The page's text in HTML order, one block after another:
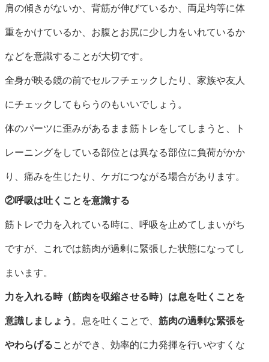
肩の傾きがないか、背筋が伸びているか、両足均等に体
重をかけているか、お腹とお尻に少し力をいれているか
などを意識することが大切です。
全身が映る鏡の前でセルフチェックしたり、家族や友人
にチェックしてもらうのもいいでしょう。
体のパーツに歪みがあるまま筋トレをしてしまうと、ト
レーニングをしている部位とは異なる部位に負荷がかか
り、痛みを生じたり、ケガにつながる場合があります。
②呼吸は吐くことを意識する
筋トレで力を入れている時に、呼吸を止めてしまいがち
ですが、これでは筋肉が過剰に緊張した状態になってし
まいます。
力を入れる時（筋肉を収縮させる時）は息を吐くことを
意識しましょう 。息を吐くことで、 筋肉の過剰な緊張を
やわらげることができ、効率的に力発揮を行いやすくな